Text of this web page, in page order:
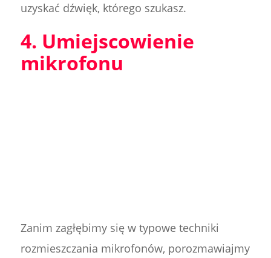
uzyskać dźwięk, którego szukasz.
4. Umiejscowienie
mikrofonu
Zanim zagłębimy się w typowe techniki
rozmieszczania mikrofonów, porozmawiajmy